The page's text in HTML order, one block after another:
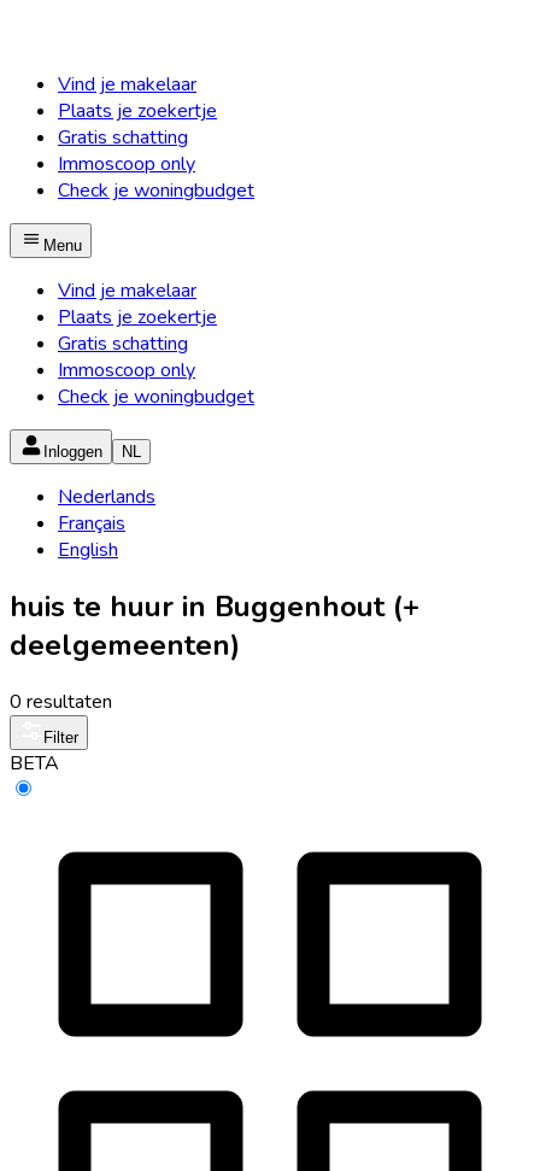
Vind je makelaar
Plaats je zoekertje
Gratis schatting
Immoscoop only
Check je woningbudget
Menu
Vind je makelaar
Plaats je zoekertje
Gratis schatting
Immoscoop only
Check je woningbudget
Inloggen NL
Nederlands
Français
English
huis te huur in Buggenhout (+
deelgemeenten)
0 resultaten
Filter
BETA